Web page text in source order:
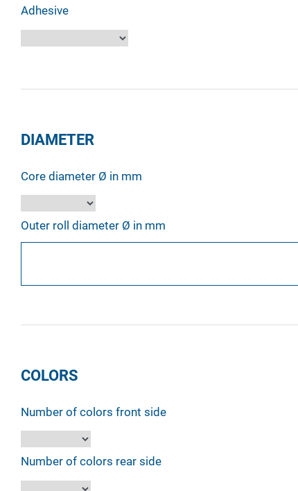
Adhesive
DIAMETER
Core diameter Ø in mm
Outer roll diameter Ø in mm
COLORS
Number of colors front side
Number of colors rear side